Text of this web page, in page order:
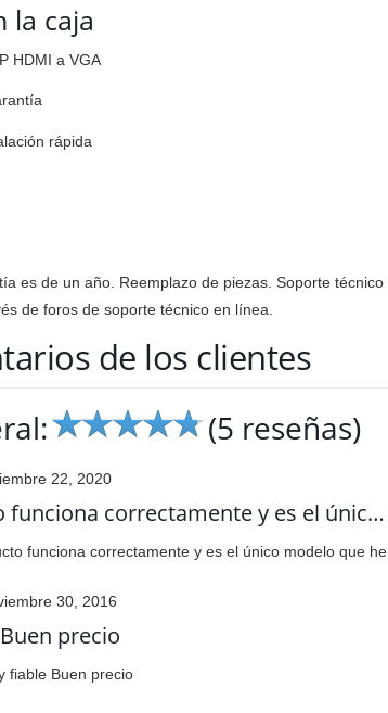
la caja
HDMI a VGA
rápida
es de un año. Reemplazo de piezas. Soporte
de foros de soporte técnico en línea.
de los clientes
(5 reseñas)
22, 2020
funciona correctamente y es el únic…
funciona correctamente y es el único modelo que
30, 2016
precio
fiable Buen precio